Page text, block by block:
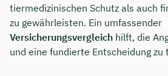
tiermedizinischen Schutz als auch
zu gewährleisten. Ein umfassender
Versicherungsvergleich hilft, die
und eine fundierte Entscheidung zu